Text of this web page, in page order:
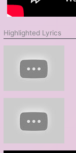
Highlighted Lyrics